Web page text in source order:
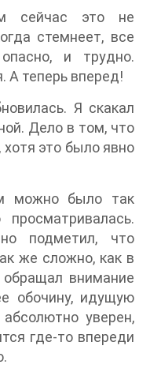
сейчас это не
стемнеет, все
и трудно.
А теперь вперед!
Я скакал
Дело в том, что
это было явно
можно было так
подметил, что
же сложно, как в
внимание
обочину, идущую
уверен,
где-то впереди